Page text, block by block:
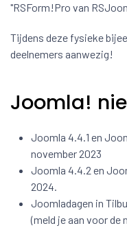
"RSForm!Pro van
Tijdens deze fysieke
deelnemers aanwezig!
Joomla!
Joomla 4.4.1 en
november 2023
Joomla 4.4.2 en
2024.
Joomladagen in
(meld je aan voor